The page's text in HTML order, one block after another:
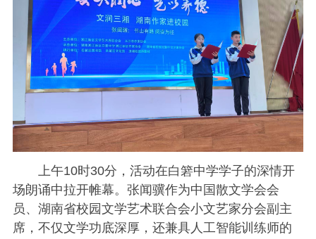
上午10时30分，活动在白箬中学学子的深情开
场朗诵中拉开帷幕。张闻骥作为中国散文学会会
员、湖南省校园文学艺术联合会小文艺家分会副主
席，不仅文学功底深厚，还兼具人工智能训练师的